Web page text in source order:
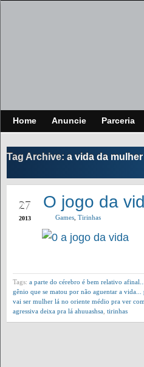
Home Anuncie Parceria
Tag Archive: a vida da
27
2013
O jogo da
Games Tirinhas
Tags: a parte do cérebro é bem relativo
gênio que se matou por não aguentar a vida...
vai ser mulher lá no oriente médio pra ver
agressiva deixa pra lá ahuuashsa tirinhas